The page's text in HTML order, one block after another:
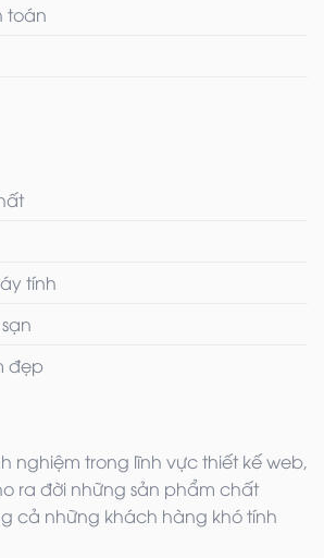
toán
tính
đẹp
nghiệm trong lĩnh vực thiết kế web,
ra đời những sản phẩm chất
cả những khách hàng khó tính